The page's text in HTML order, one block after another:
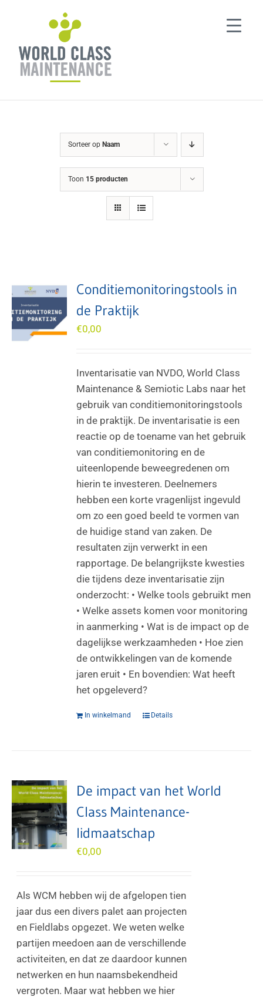
Sorteer op Naam
Toon 15 producten
Conditiemonitoringstools in
de Praktijk
€0,00
Inventarisatie van NVDO, World Class
Maintenance & Semiotic Labs naar het
gebruik van conditiemonitoringstools
in de praktijk. De inventarisatie is een
reactie op de toename van het gebruik
van conditiemonitoring en de
uiteenlopende beweegredenen om
hierin te investeren. Deelnemers
hebben een korte vragenlijst ingevuld
om zo een goed beeld te vormen van
de huidige stand van zaken. De
resultaten zijn verwerkt in een
rapportage. De belangrijkste kwesties
die tijdens deze inventarisatie zijn
onderzocht: • Welke tools gebruikt men
• Welke assets komen voor monitoring
in aanmerking • Wat is de impact op de
dagelijkse werkzaamheden • Hoe zien
de ontwikkelingen van de komende
jaren eruit • En bovendien: Wat heeft
het opgeleverd?
In winkelmand Details
De impact van het World
Class Maintenance-
lidmaatschap
€0,00
Als WCM hebben wij de afgelopen tien
jaar dus een divers palet aan projecten
en Fieldlabs opgezet. We weten welke
partijen meedoen aan de verschillende
activiteiten, en dat ze daardoor kunnen
netwerken en hun naamsbekendheid
vergroten. Maar wat hebben we hier